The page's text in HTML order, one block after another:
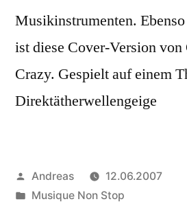
Musikinstrumenten.
ist diese Cover-Version
Crazy. Gespielt auf einem
Direktätherwellengeige
Veröffentlicht
von
Andreas
12.06.2007
Veröffentlicht
Musique Non Stop